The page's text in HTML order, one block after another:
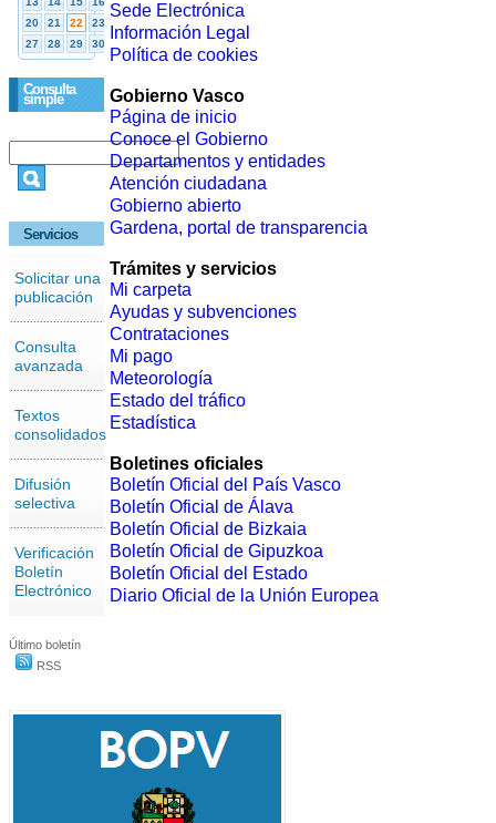
Consulta
simple
Servicios
Solicitar una
publicación
Consulta
avanzada
Textos
consolidados
Difusión
selectiva
Verificación
Boletín
Electrónico
Último boletín
RSS
Sede Electrónica
Información Legal
Política de cookies
Gobierno Vasco
Página de inicio
Conoce el Gobierno
Departamentos y entidades
Atención ciudadana
Gobierno abierto
Gardena, portal de transparencia
Trámites y servicios
Mi carpeta
Ayudas y subvenciones
Contrataciones
Mi pago
Meteorología
Estado del tráfico
Estadística
Boletines oficiales
Boletín Oficial del País Vasco
Boletín Oficial de Álava
Boletín Oficial de Bizkaia
Boletín Oficial de Gipuzkoa
Boletín Oficial del Estado
Diario Oficial de la Unión Europea